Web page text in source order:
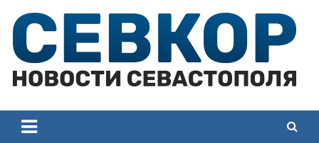
content
Севастополя
Севастополя